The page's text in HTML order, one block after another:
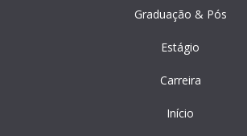
Graduação & Pós
Estágio
Carreira
Início